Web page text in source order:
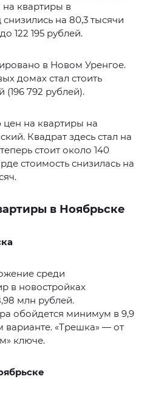
на квартиры в
на 80,3 тысячи
122 195 рублей.
в Новом Уренгое.
домах стал стоить
(196 792 рублей).
на квартиры на
Квадрат здесь стал на
стоит около 140
стоимость снизилась на
в Ноябрьске
среди
в новостройках
млн рублей.
обойдется минимум в 9,9
«Трешка» — от
ключе.